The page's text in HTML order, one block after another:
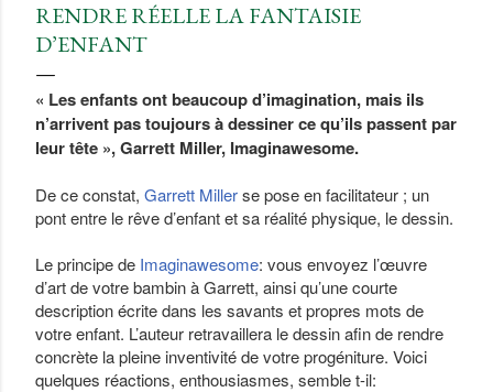
RENDRE RÉELLE LA FANTAISIE
D’ENFANT
« Les enfants ont beaucoup d’imagination, mais ils
n’arrivent pas toujours à dessiner ce qu’ils passent par
leur tête », Garrett Miller, Imaginawesome.
De ce constat, Garrett Millerse pose en facilitateur ; un
pont entre le rêve d’enfant et sa réalité physique, le dessin.
Le principe de Imaginawesome: vous envoyez l’œuvre
d’art de votre bambin à Garrett, ainsi qu’une courte
description écrite dans les savants et propres mots de
votre enfant. L’auteur retravaillera le dessin afin de rendre
concrète la pleine inventivité de votre progéniture. Voici
quelques réactions, enthousiasmes, semble t-il: